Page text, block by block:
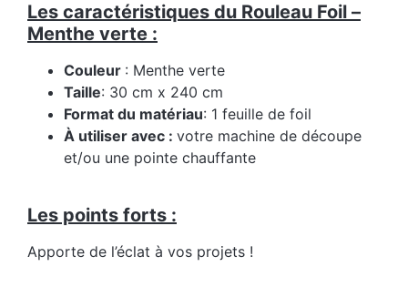
Les caractéristiques du Rouleau Foil –
Menthe verte :
Couleur : Menthe verte
Taille: 30 cm x 240 cm
Format du matériau: 1 feuille de foil
À utiliser avec : votre machine de découpe
et/ou une pointe chauffante
Les points forts :
Apporte de l’éclat à vos projets !